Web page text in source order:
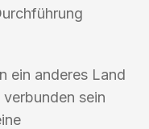
ein anderes Land
sein